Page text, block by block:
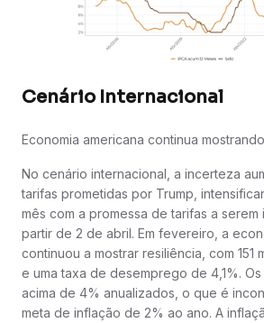
Cenário Internacional
Economia americana continua
No cenário internacional, a incerteza
tarifas prometidas por Trump,
mês com a promessa de tarifas a serem
partir de 2 de abril. Em fevereiro, a
continuou a mostrar resiliência, com 151
e uma taxa de desemprego de 4,1%.
acima de 4% anualizados, o que é
meta de inflação de 2% ao ano. A